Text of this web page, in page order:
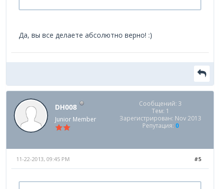
Да, вы все делаете абсолютно верно! :)
DH008
Junior Member
Сообщений: 3
Тем: 1
Зарегистрирован: Nov 2013
Репутация: 0
#5
11-22-2013, 09:45 PM